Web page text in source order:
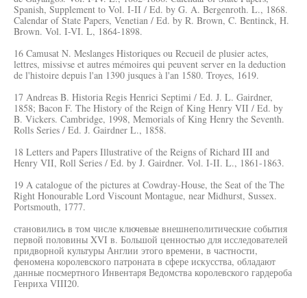
Spanish, Supplement to Vol. I-II / Ed. by G. A. Bergenroth. L., 1868.
Calendar of State Papers, Venetian / Ed. by R. Brown, C. Bentinck, H.
Brown. Vol. I-VI. L, 1864-1898.
16 Camusat N. Meslanges Historiques ou Recueil de plusier actes,
lettres, missivse et autres mémoires qui peuvent server en la deduction
de l'histoire depuis l'an 1390 jusques à l'an 1580. Troyes, 1619.
17 Andreas B. Historia Regis Henrici Septimi / Ed. J. L. Gairdner,
1858; Bacon F. The History of the Reign of King Henry VII / Ed. by
B. Vickers. Cambridge, 1998, Memorials of King Henry the Seventh.
Rolls Series / Ed. J. Gairdner L., 1858.
18 Letters and Papers Illustrative of the Reigns of Richard III and
Henry VII, Roll Series / Ed. by J. Gairdner. Vol. I-II. L., 1861-1863.
19 A catalogue of the pictures at Cowdray-House, the Seat of the The
Right Honourable Lord Viscount Montague, near Midhurst, Sussex.
Portsmouth, 1777.
становились в том числе ключевые внешнеполитические события
первой половины XVI в. Большой ценностью для исследователей
придворной культуры Англии этого времени, в частности,
феномена королевского патроната в сфере искусства, обладают
данные посмертного Инвентаря Ведомства королевского гардероба
Генриха VIII20.